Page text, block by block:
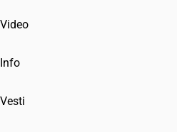
Video
Info
Vesti